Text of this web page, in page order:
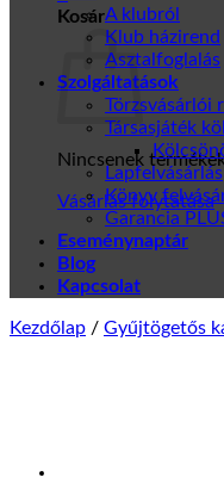
Kosár
Nincsenek
Vásárlás folytatása
A klubról
Klub házirend
Asztalfoglalás
Szolgáltatások
Törzsvásárlói
Társasjáték
Lapfelvásárlás
Könyv
Garancia
Eseménynaptár
Blog
Kapcsolat
Kezdőlap / Gyűjtögetős